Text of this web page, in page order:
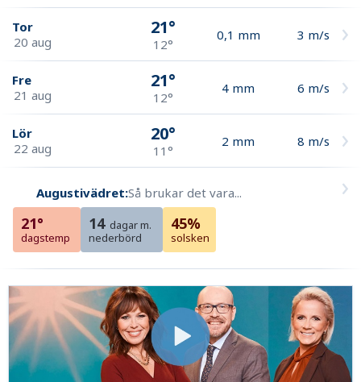
Tor
20 aug
21°
12°
0,1 mm 3 m/s
Fre
21 aug
21°
12°
4 mm 6 m/s
Lör
22 aug
20°
11°
2 mm 8 m/s
Augustivädret:Så brukar det vara...
21°
dagstemp
14 dagar m.
nederbörd
45%
solsken